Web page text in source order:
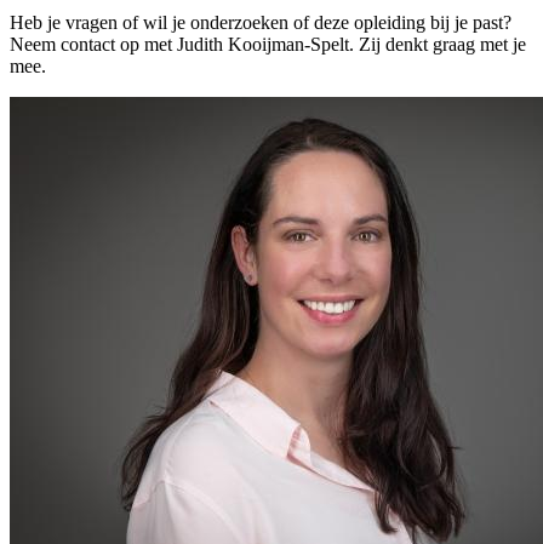
Heb je vragen of wil je onderzoeken of deze opleiding bij je past?
Neem contact op met Judith Kooijman-Spelt. Zij denkt graag met je
mee.